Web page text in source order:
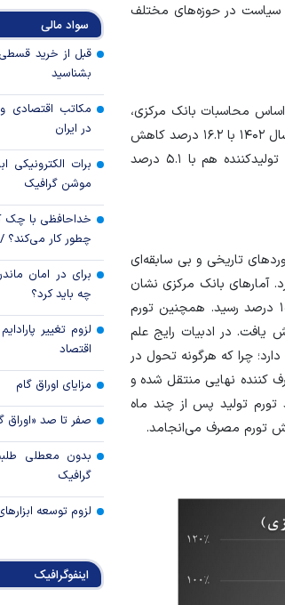
اجرا کرده، به آثار این سیاست در حوزه‌های مختلف
محاسبات بانک مرکزی،
نرخ تورم نقطه به نقطه شاخص بهای تولیدکننده از ۴۰.۷ درصد در فروردین ماه سال ۱۴۰۲ با ۱۶.۲ درصد کاهش
به ۲۴.۵ درصد در پایان این سال رسید و نرخ تورم دوازده ماهه شاخص بهای تولیدکننده هم با ۵.۱ درصد
نشان می‌دهد تورم تولید در نیمه نخست سال ۱۴۰۰ به رکورد‌های تاریخی و بی سابقه‌ای
آمار‌های بانک مرکزی نشان
می‌دهد تورم نقطه به نقطه تولیدکننده در اردیبهشت ۱۴۰۰ به قله تاریخی ۱۰۳.۱ درصد رسید. همچنین تورم
همان سال به رقم بی سابقه ۸۲.۶ درصد افزایش یافت. در ادبیات رایج علم
چرا که هرگونه تحول در
کننده نهایی منتقل شده و
تولید پس از چند ماه
تورم مصرف می‌انجامد.
عوارض هرمز؛
امنیت دریایی به
کدام گروه‌های
رویه جدید ارز
جزئیات
تسعیر ارز واردات
سواد مالی
بشناسید
مکاتب اقتصادی
در ایران
برات الکترونیکی
موشن گرافیک
خداحافظی با
چطور کار
برای در امان
چه باید کرد؟
لزوم تغییر
اقتصاد
مزایای اوراق گام
صفر تا صد «اوراق
بدون معطلی
گرافیک
لزوم توسعه
اینفوگرافیک